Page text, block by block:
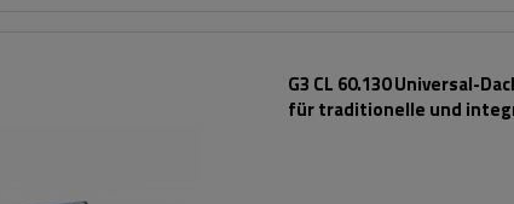
G3 CL 60.130 Universal-
für traditionelle und